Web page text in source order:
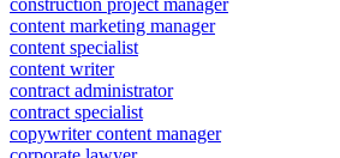
content marketing manager
content specialist
content writer
contract administrator
contract specialist
copywriter content manager